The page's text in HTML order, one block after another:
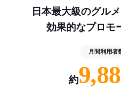
日本最大級のグル
効果的なプロモ
月間利用者
約